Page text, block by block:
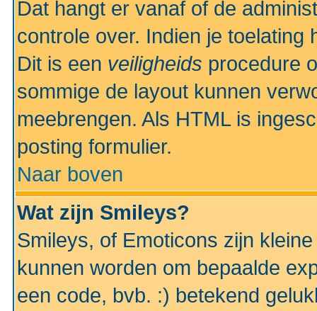
Dat hangt er vanaf of de
controle over. Indien je
Dit is een veiligheids procedure
sommige de layout kunnen
meebrengen. Als HTML is
posting formulier.
Naar boven
Wat zijn Smileys?
Smileys, of Emoticons zijn
kunnen worden om bepaalde
een code, bvb. :) betekend